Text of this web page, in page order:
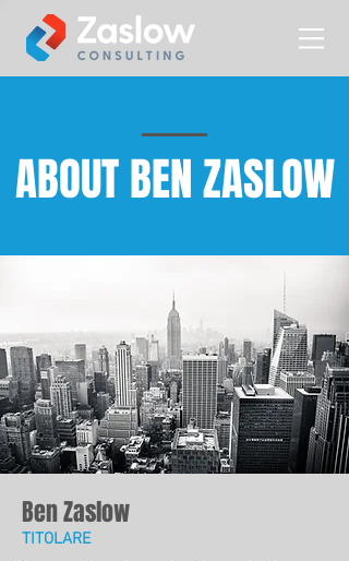
ABOUT BEN ZASLOW
Ben Zaslow
TITOLARE